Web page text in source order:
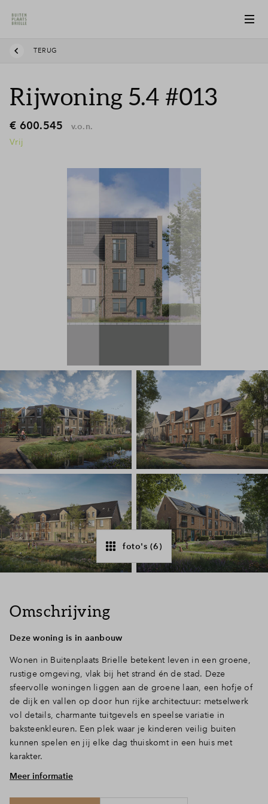
Inloggen
TERUG
Rijwoning 5.4 #013
€ 600.545
v.o.n.
Vrij
foto's (6)
Omschrijving
Deze woning is in aanbouw
Wonen in Buitenplaats Brielle betekent leven in een groene,
rustige omgeving, vlak bij het strand én de stad. Deze
sfeervolle woningen liggen aan de groene laan, een hofje of
de dijk en vallen op door hun rijke architectuur: metselwerk
vol details, charmante tuitgevels en speelse variatie in
baksteenkleuren. Een plek waar je kinderen veilig buiten
kunnen spelen en jij elke dag thuiskomt in een huis met
karakter.
Ruimte om samen te leven én te groeien
Meer informatie